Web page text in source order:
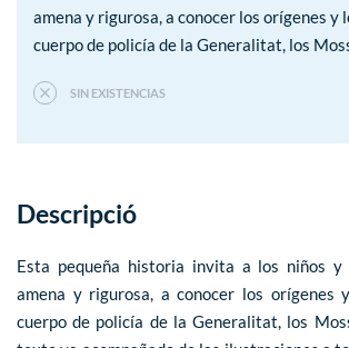
amena y rigurosa, a conocer los orígenes y
cuerpo de policía de la Generalitat, los
SIN EXISTENCIAS
Descripció
Esta pequeña historia invita a los niños y
amena y rigurosa, a conocer los orígenes
cuerpo de policía de la Generalitat, los